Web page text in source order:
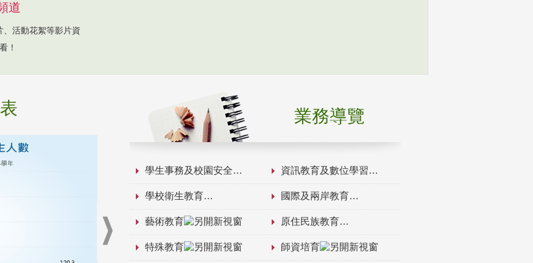
道
、活動花絮等影片資
！
業務導覽
學生事務及校園安全 資訊教育及數位學習
學校衛生教育 國際及兩岸教育
藝術教育 原住民族教育
特殊教育 師資培育